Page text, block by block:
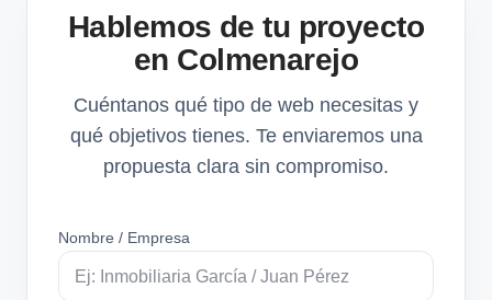
Hablemos de tu proyecto
en Colmenarejo
Cuéntanos qué tipo de web necesitas y
qué objetivos tienes. Te enviaremos una
propuesta clara sin compromiso.
Nombre / Empresa